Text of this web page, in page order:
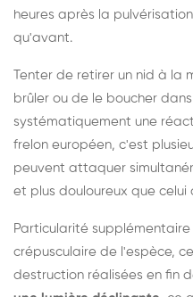
heures après la
qu'avant.
Tenter de retirer un nid à la
brûler ou de le boucher
systématiquement une
frelon européen, c'est
peuvent attaquer
et plus douloureux que celui
Particularité
crépusculaire de l'espèce,
destruction réalisées en fin